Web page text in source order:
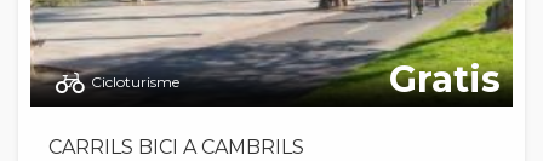
Cicloturisme Gratis
CARRILS BICI A CAMBRILS